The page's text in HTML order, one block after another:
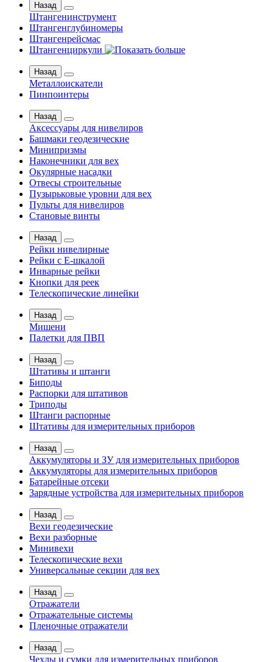
Назад
Штангенинструмент
Штангенглубиномеры
Штангенрейсмас
Штангенциркули
Назад
Металлоискатели
Пинпоинтеры
Назад
Аксессуары для нивелиров
Башмаки геодезические
Минипризмы
Наконечники для вех
Окулярные насадки
Отвесы строительные
Пузырьковые уровни для вех
Пульты для нивелиров
Становые винты
Назад
Рейки нивелирные
Рейки с Е-шкалой
Инварные рейки
Кнопки для реек
Телескопические линейки
Назад
Мишени
Палетки для ПВП
Назад
Штативы и штанги
Биподы
Распорки для штативов
Триподы
Штанги распорные
Штативы для измерительных приборов
Назад
Аккумуляторы и ЗУ для измерительных приборов
Аккумуляторы для измерительных приборов
Батарейные отсеки
Зарядные устройства для измерительных приборов
Назад
Вехи геодезические
Вехи разборные
Минивехи
Телескопические вехи
Универсальные секции для вех
Назад
Отражатели
Отражательные системы
Пленочные отражатели
Назад
Чехлы и сумки для измерительных приборов